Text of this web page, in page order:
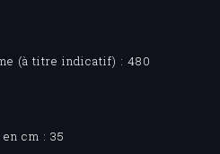
(à titre indicatif) : 480
cm : 35